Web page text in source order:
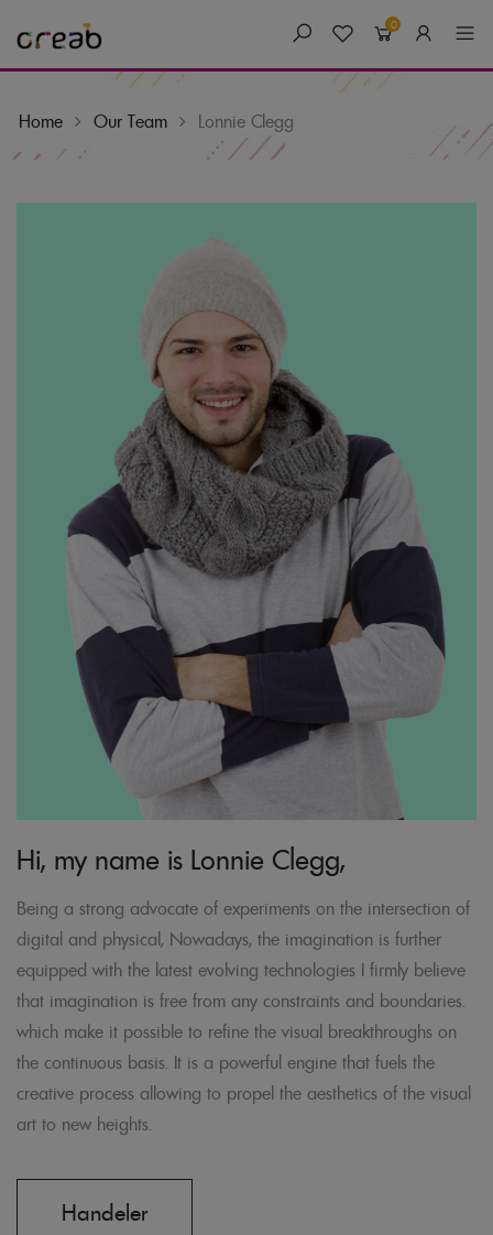
0
Home Our Team Lonnie Clegg
Hi, my name is Lonnie Clegg,
Being a strong advocate of experiments on the intersection of
digital and physical, Nowadays, the imagination is further
equipped with the latest evolving technologies I firmly believe
that imagination is free from any constraints and boundaries.
which make it possible to refine the visual breakthroughs on
the continuous basis. It is a powerful engine that fuels the
creative process allowing to propel the aesthetics of the visual
art to new heights.
Handeler